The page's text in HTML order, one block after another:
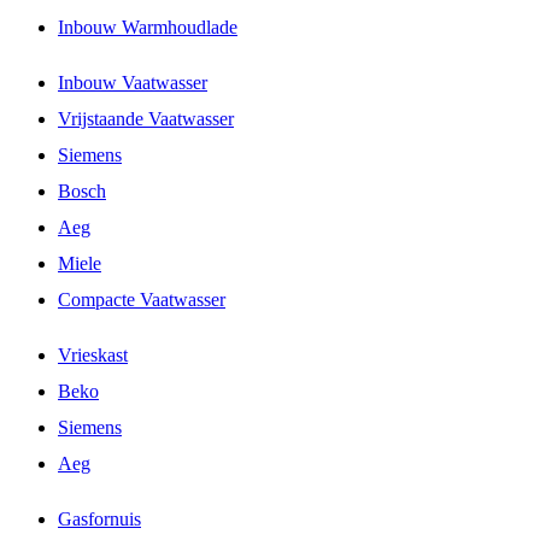
Inbouw Warmhoudlade
Inbouw Vaatwasser
Vrijstaande Vaatwasser
Siemens
Bosch
Aeg
Miele
Compacte Vaatwasser
Vrieskast
Beko
Siemens
Aeg
Gasfornuis